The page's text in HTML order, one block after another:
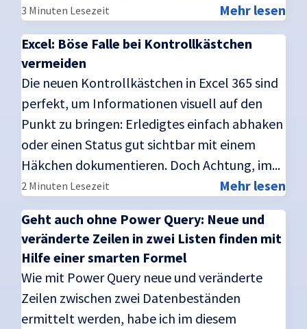
3 Minuten Lesezeit
Mehr lesen
Excel: Böse Falle bei Kontrollkästchen
vermeiden
Die neuen Kontrollkästchen in Excel 365 sind
perfekt, um Informationen visuell auf den
Punkt zu bringen: Erledigtes einfach abhaken
oder einen Status gut sichtbar mit einem
Häkchen dokumentieren. Doch Achtung, im...
2 Minuten Lesezeit
Mehr lesen
Geht auch ohne Power Query: Neue und
veränderte Zeilen in zwei Listen finden mit
Hilfe einer smarten Formel
Wie mit Power Query neue und veränderte
Zeilen zwischen zwei Datenbeständen
ermittelt werden, habe ich im diesem